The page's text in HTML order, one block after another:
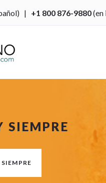
| +1 800 876-9880(en
SIEMPRE